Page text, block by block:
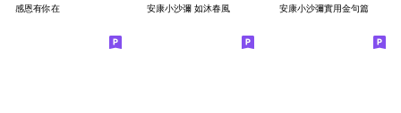
感恩有你在 安康小沙彌 如沐春風 安康小沙彌實用金句篇